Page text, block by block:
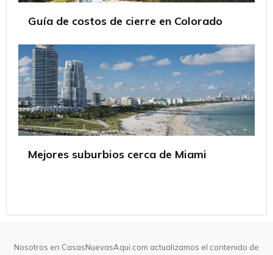
Guía de costos de cierre en Colorado
Mejores suburbios cerca de Miami
Nosotros en CasasNuevasAqui.com actualizamos el contenido de